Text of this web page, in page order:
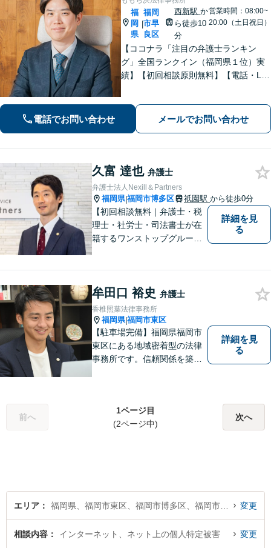
福
岡
県
|
福岡
市早
良区
西新駅 か
ら徒歩10
分
営業時間：08:00~
20:00（土日祝日）
【ココナラ「注目の弁護士ランキン
グ」全国ランクイン（福岡県１位）実
績】【初回相談原則無料】【電話・LIN
ださい【休日・夜間相談可】
電話でお問い合わせ メールでお問い合わせ
久富 達也 弁護士
弁護士法人Nexill＆Partners
福岡県|福岡市博多区 祇園駅 から徒歩0分
【初回相談無料｜弁護士・税
理士・社労士・司法書士が在
籍するワンストップグルー
等複数士業の知識が必要な案
件を一括して対応。九州トッ
プクラスの豊富な実績。
詳細を見
る
牟田口 裕史 弁護士
香椎照葉法律事務所
福岡県|福岡市東区
【駐車場完備】福岡県福岡市
東区にある地域密着型の法律
事務所です。信頼関係を築
方は気軽にご相談ください。
詳細を見
る
前へ
1ページ目
(2ページ中)
次へ
エリア 変更
相談内容 インターネット、ネット上の個人特定被害 変更